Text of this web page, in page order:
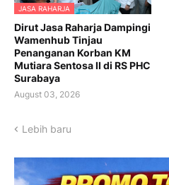
JASA RAHARJA
Dirut Jasa Raharja Dampingi
Wamenhub Tinjau
Penanganan Korban KM
Mutiara Sentosa II di RS PHC
Surabaya
August 03, 2026
Lebih baru